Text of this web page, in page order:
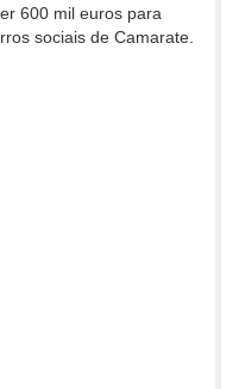
600 mil euros para
sociais de Camarate.